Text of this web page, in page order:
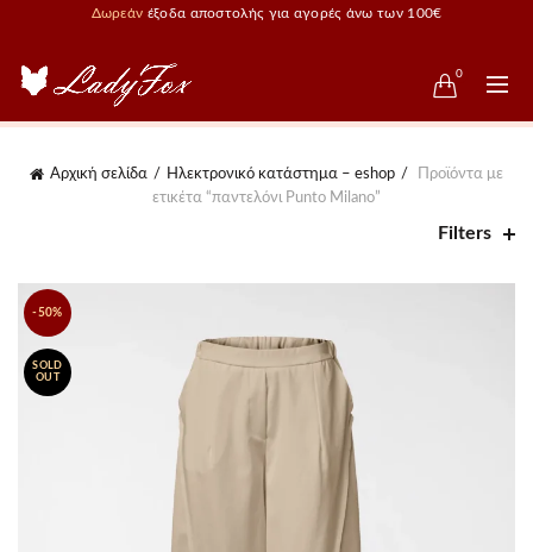
Δωρεάν έξοδα αποστολής για αγορές άνω των 100€
0
Αρχική σελίδα Ηλεκτρονικό κατάστημα – eshop
Προϊόντα με
ετικέτα “παντελόνι Punto Milano”
Filters
-50%
SOLD
OUT